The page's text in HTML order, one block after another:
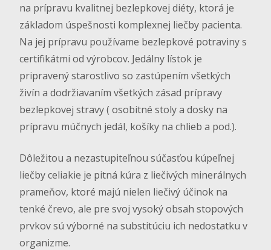
na prípravu kvalitnej bezlepkovej diéty, ktorá je
základom úspešnosti komplexnej liečby pacienta.
Na jej prípravu používame bezlepkové potraviny s
certifikátmi od výrobcov. Jedálny lístok je
pripravený starostlivo so zastúpením všetkých
živín a dodržiavaním všetkých zásad prípravy
bezlepkovej stravy ( osobitné stoly a dosky na
prípravu múčnych jedál, košíky na chlieb a pod.).
Dôležitou a nezastupiteľnou súčasťou kúpeľnej
liečby celiakie je pitná kúra z liečivých minerálnych
prameňov, ktoré majú nielen liečivý účinok na
tenké črevo, ale pre svoj vysoký obsah stopových
prvkov sú výborné na substitúciu ich nedostatku v
organizme.